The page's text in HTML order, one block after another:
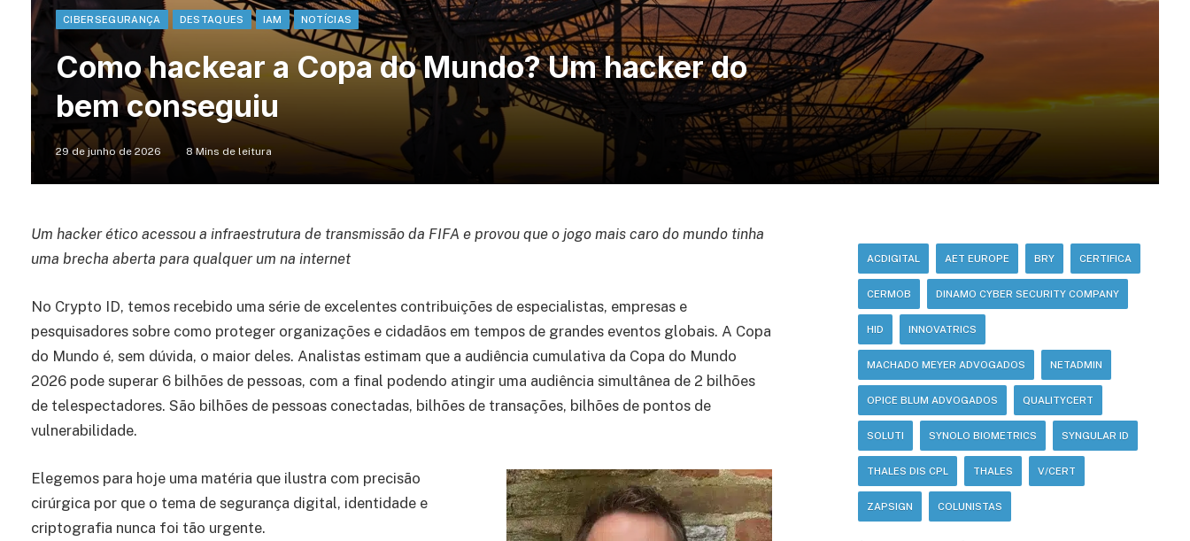
CIBERSEGURANÇA DESTAQUES IAM NOTÍCIAS
Como hackear a Copa do Mundo? Um hacker do
bem conseguiu
29 de junho de 2026 8 Mins de leitura
Um hacker ético acessou a infraestrutura de transmissão da FIFA e provou que o jogo mais caro do mundo tinha
uma brecha aberta para qualquer um na internet
No Crypto ID, temos recebido uma série de excelentes contribuições de especialistas, empresas e
pesquisadores sobre como proteger organizações e cidadãos em tempos de grandes eventos globais. A Copa
do Mundo é, sem dúvida, o maior deles. Analistas estimam que a audiência cumulativa da Copa do Mundo
2026 pode superar 6 bilhões de pessoas, com a final podendo atingir uma audiência simultânea de 2 bilhões
de telespectadores. São bilhões de pessoas conectadas, bilhões de transações, bilhões de pontos de
vulnerabilidade.
Elegemos para hoje uma matéria que ilustra com precisão
cirúrgica por que o tema de segurança digital, identidade e
criptografia nunca foi tão urgente.
ACDIGITAL AET EUROPE BRY CERTIFICA
CERMOB DINAMO CYBER SECURITY COMPANY
HID INNOVATRICS
MACHADO MEYER ADVOGADOS NETADMIN
OPICE BLUM ADVOGADOS QUALITYCERT
SOLUTI SYNOLO BIOMETRICS SYNGULAR ID
THALES DIS CPL THALES V/CERT
ZAPSIGN COLUNISTAS